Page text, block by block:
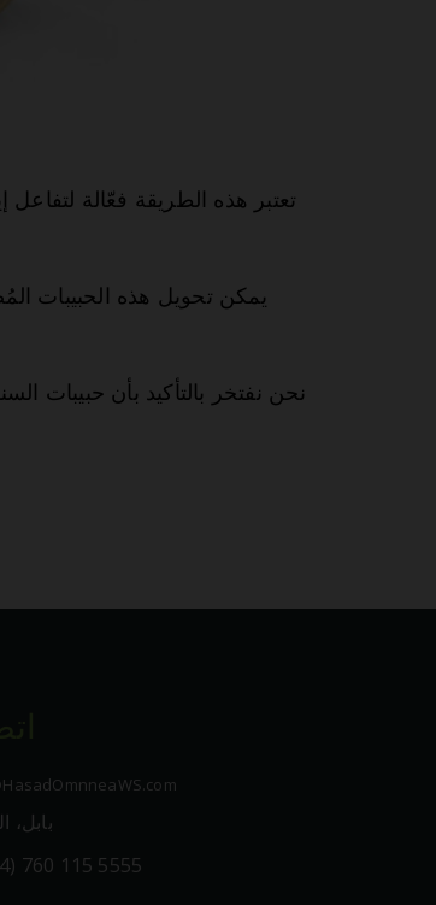
تعتبر هذه الطريقة فعّالة
يمكن تحويل هذه الحبيبات
نحن نفتخر بالتأكيد بأن حبيبات
بابل،
760 115 5555